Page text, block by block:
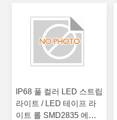
IP68 풀 컬러 LED 스트립
라이트 / LED 테이프 라
이트 롤 SMD2835 에피